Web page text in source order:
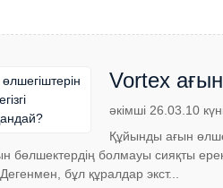
Vortex
әкімші 26.03.10
Құйынды ағын
бөлшектердің болмауы сияқты
бұл құралдар экст...